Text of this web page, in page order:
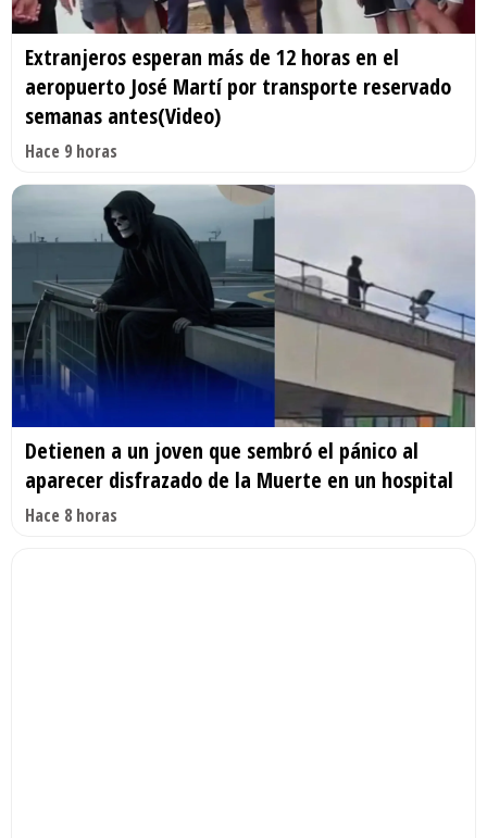
Extranjeros esperan más de 12 horas en el
aeropuerto José Martí por transporte reservado
semanas antes(Video)
Hace 9 horas
Detienen a un joven que sembró el pánico al
aparecer disfrazado de la Muerte en un hospital
Hace 8 horas